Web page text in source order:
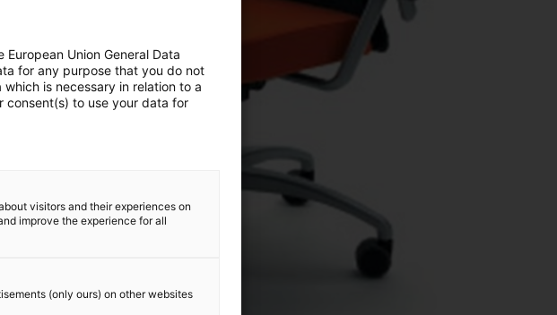
Union General Data
for any purpose that you do not
is necessary in relation to a
consent(s) to use your data for
visitors and their experiences on
improve the experience for all
(only ours) on other websites